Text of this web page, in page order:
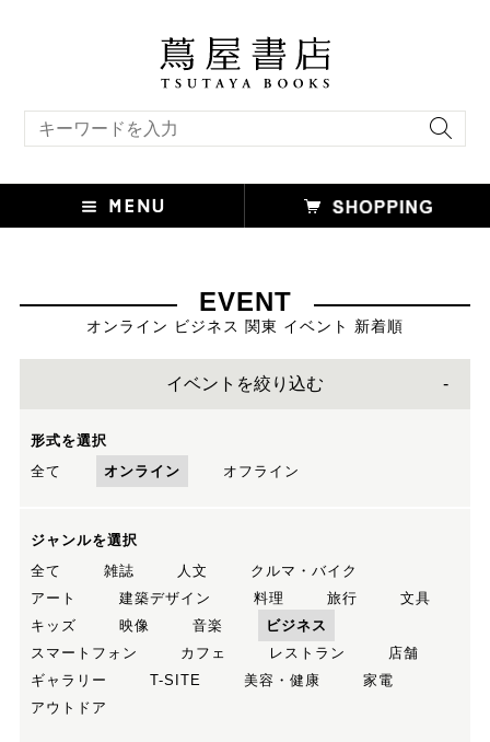
EVENT
オンライン ビジネス 関東 イベント 新着順
イベントを絞り込む
形式を選択
全て
オンライン オフライン
ジャンルを選択
全て
雑誌 人文
クルマ・バイク
アート
建築デザイン 料理 旅行
文具
キッズ
映像 音楽
ビジネス
スマートフォン
カフェ レストラン
店舗
ギャラリー
T-SITE 美容・健康
家電
アウトドア